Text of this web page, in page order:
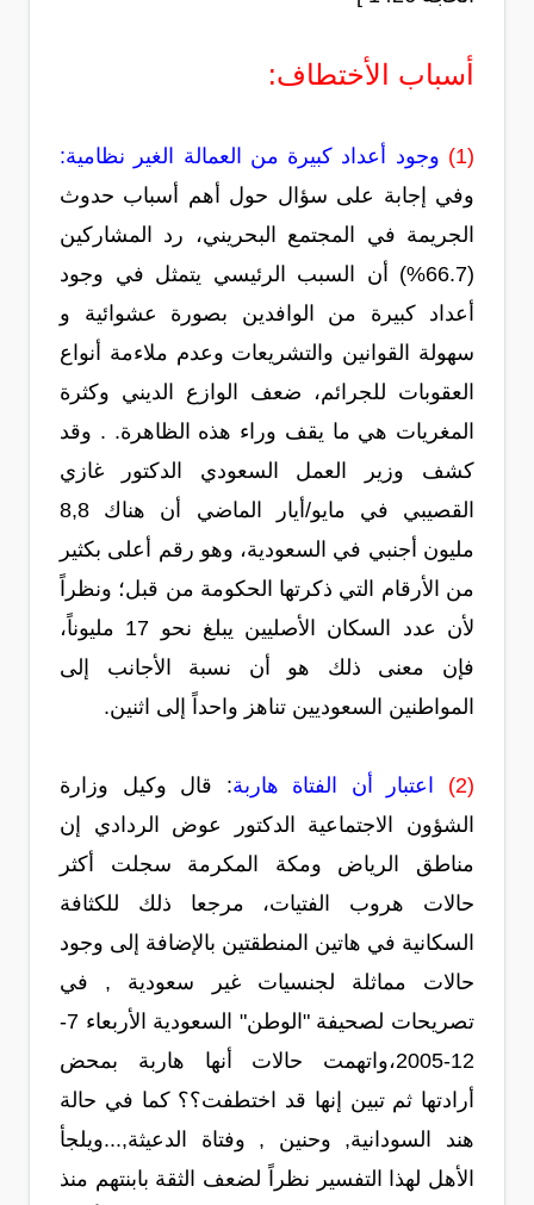
أسباب الأختطاف:
(1)
وجود أعداد كبيرة من العمالة الغير نظامية:
وفي إجابة على سؤال حول أهم أسباب حدوث
الجريمة في المجتمع البحريني، رد المشاركين
(66.7%) أن السبب الرئيسي يتمثل في وجود
أعداد كبيرة من الوافدين بصورة عشوائية و
سهولة القوانين والتشريعات وعدم ملاءمة أنواع
العقوبات للجرائم، ضعف الوازع الديني وكثرة
المغريات هي ما يقف وراء هذه الظاهرة. . وقد
كشف وزير العمل السعودي الدكتور غازي
القصيبي في مايو/أيار الماضي أن هناك 8,8
مليون أجنبي في السعودية، وهو رقم أعلى بكثير
من الأرقام التي ذكرتها الحكومة من قبل؛ ونظراً
لأن عدد السكان الأصليين يبلغ نحو 17 مليوناً،
فإن معنى ذلك هو أن نسبة الأجانب إلى
المواطنين السعوديين تناهز واحداً إلى اثنين.
(2) اعتبار أن الفتاة هاربة: قال وكيل وزارة
الشؤون الاجتماعية الدكتور عوض الردادي إن
مناطق الرياض ومكة المكرمة سجلت أكثر
حالات هروب الفتيات، مرجعا ذلك للكثافة
السكانية في هاتين المنطقتين بالإضافة إلى وجود
حالات مماثلة لجنسيات غير سعودية , في
تصريحات لصحيفة "الوطن" السعودية الأربعاء 7-
12-2005،واتهمت حالات أنها هاربة بمحض
أرادتها ثم تبين إنها قد اختطفت؟؟ كما في حالة
هند السودانية, وحنين , وفتاة الدعيثة,...ويلجأ
الأهل لهذا التفسير نظراً لضعف الثقة بابنتهم منذ